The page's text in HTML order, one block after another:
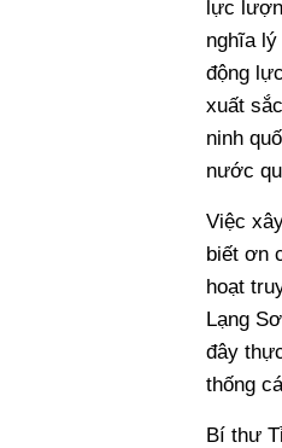
lực
nghĩa lý
động
xuất
ninh
nước
Việc
biết ơn
hoạt
Lạng
đây
thống
Bí thư